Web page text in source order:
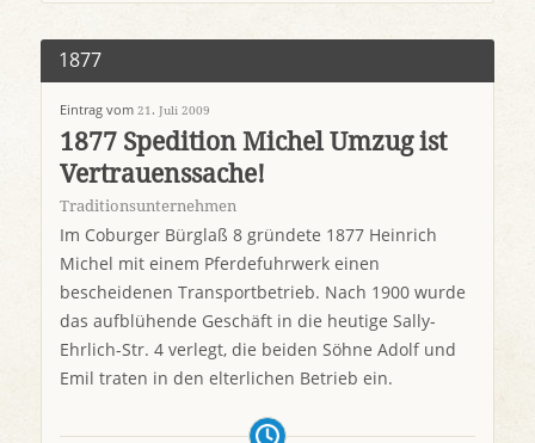
1877
Eintrag vom 21. Juli 2009
1877 Spedition Michel Umzug ist
Vertrauenssache!
Traditionsunternehmen
Im Coburger Bürglaß 8 gründete 1877 Heinrich
Michel mit einem Pferdefuhrwerk einen
bescheidenen Transportbetrieb. Nach 1900 wurde
das aufblühende Geschäft in die heutige Sally-
Ehrlich-Str. 4 verlegt, die beiden Söhne Adolf und
Emil traten in den elterlichen Betrieb ein.